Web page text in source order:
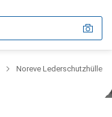
Noreve Lederschutzhülle